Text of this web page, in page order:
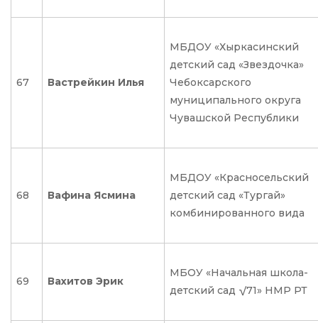
67 Вастрейкин Илья
МБДОУ «Хыркасинский
детский сад «Звездочка»
Чебоксарского
муниципального округа
Чувашской Республики
68 Вафина Ясмина
МБДОУ «Красносельский
детский сад «Тургай»
комбинированного вида
69 Вахитов Эрик
МБОУ «Начальная школа-
детский сад √71» НМР РТ